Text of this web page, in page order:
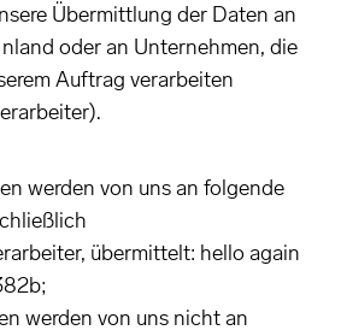
Übermittlung der Daten an
oder an Unternehmen, die
Auftrag verarbeiten
werden von uns an folgende
übermittelt: hello again
werden von uns nicht an